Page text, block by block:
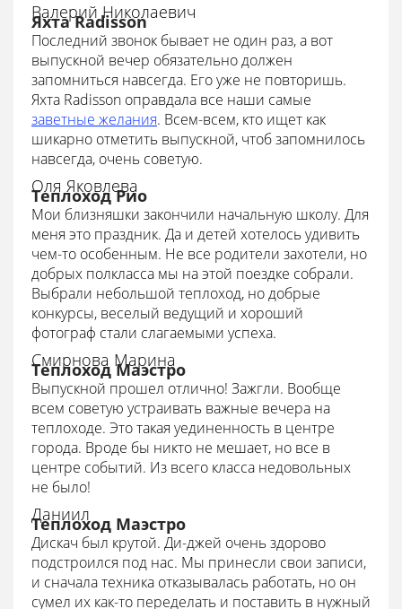
Валерий Николаевич
Яхта Radisson
Последний звонок бывает не один раз, а вот
выпускной вечер обязательно должен
запомниться навсегда. Его уже не повторишь.
Яхта Radisson оправдала все наши самые
заветные желания. Всем-всем, кто ищет как
шикарно отметить выпускной, чтоб запомнилось
навсегда, очень советую.
Оля Яковлева
Теплоход Рио
Мои близняшки закончили начальную школу. Для
меня это праздник. Да и детей хотелось удивить
чем-то особенным. Не все родители захотели, но
добрых полкласса мы на этой поездке собрали.
Выбрали небольшой теплоход, но добрые
конкурсы, веселый ведущий и хороший
фотограф стали слагаемыми успеха.
Смирнова Марина
Теплоход Маэстро
Выпускной прошел отлично! Зажгли. Вообще
всем советую устраивать важные вечера на
теплоходе. Это такая уединенность в центре
города. Вроде бы никто не мешает, но все в
центре событий. Из всего класса недовольных
не было!
Даниил
Теплоход Маэстро
Дискач был крутой. Ди-джей очень здорово
подстроился под нас. Мы принесли свои записи,
и сначала техника отказывалась работать, но он
сумел их как-то переделать и поставить в нужный